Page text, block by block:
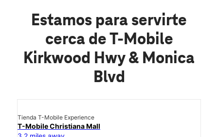
Estamos para servirte
cerca de T-Mobile
Kirkwood Hwy & Monica
Blvd
Tienda T-Mobile Experience
T-Mobile Christiana Mall